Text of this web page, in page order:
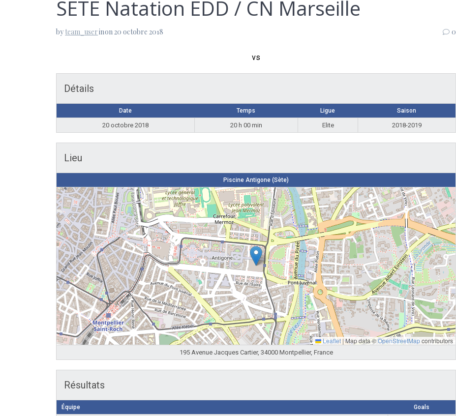
SETE Natation EDD / CN Marseille
by team_userinon 20 octobre 2018 0
vs
Détails
Date Temps Ligue Saison
20 octobre 2018 20 h 00 min Elite 2018-2019
Lieu
Piscine Antigone (Sète)
Leaflet |Map data ©OpenStreetMapcontributors
195 Avenue Jacques Cartier, 34000 Montpellier, France
Résultats
Équipe Goals